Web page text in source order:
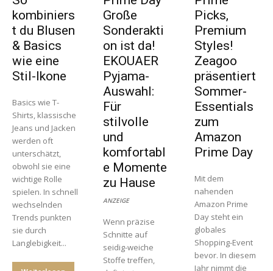
kombiniers
t du Blusen
& Basics
wie eine
Stil-Ikone
Basics wie T-
Shirts, klassische
Jeans und Jacken
werden oft
unterschätzt,
obwohl sie eine
wichtige Rolle
spielen. In schnell
wechselnden
Trends punkten
sie durch
Langlebigkeit...
Große
Sonderakti
on ist da!
EKOUAER
Pyjama-
Auswahl:
Für
stilvolle
und
komfortabl
e Momente
zu Hause
ANZEIGE
Wenn präzise
Schnitte auf
seidig-weiche
Stoffe treffen,
Picks,
Premium
Styles!
Zeagoo
präsentiert
Sommer-
Essentials
zum
Amazon
Prime Day
Mit dem
nahenden
Amazon Prime
Day steht ein
globales
Shopping-Event
bevor. In diesem
Jahr nimmt die